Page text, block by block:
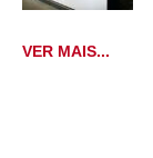
VER MAIS...